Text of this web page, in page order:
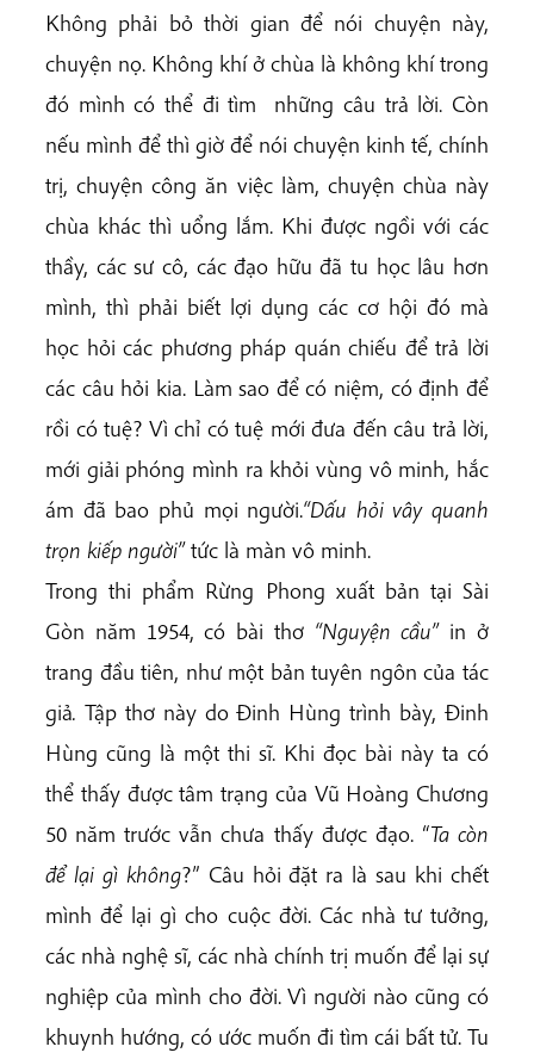
Không phải bỏ thời gian để nói chuyện này,
chuyện nọ. Không khí ở chùa là không khí trong
đó mình có thể đi tìm những câu trả lời. Còn
nếu mình để thì giờ để nói chuyện kinh tế, chính
trị, chuyện công ăn việc làm, chuyện chùa này
chùa khác thì uổng lắm. Khi được ngồi với các
thầy, các sư cô, các đạo hữu đã tu học lâu hơn
mình, thì phải biết lợi dụng các cơ hội đó mà
học hỏi các phương pháp quán chiếu để trả lời
các câu hỏi kia. Làm sao để có niệm, có định để
rồi có tuệ? Vì chỉ có tuệ mới đưa đến câu trả lời,
mới giải phóng mình ra khỏi vùng vô minh, hắc
ám đã bao phủ mọi người.“Dấu hỏi vây quanh
trọn kiếp người”tức là màn vô minh.
Trong thi phẩm Rừng Phong xuất bản tại Sài
Gòn năm 1954, có bài thơ “Nguyện cầu” in ở
trang đầu tiên, như một bản tuyên ngôn của tác
giả. Tập thơ này do Đinh Hùng trình bày, Đinh
Hùng cũng là một thi sĩ. Khi đọc bài này ta có
thể thấy được tâm trạng của Vũ Hoàng Chương
50 năm trước vẫn chưa thấy được đạo. “Ta còn
để lại gì không?” Câu hỏi đặt ra là sau khi chết
mình để lại gì cho cuộc đời. Các nhà tư tưởng,
các nhà nghệ sĩ, các nhà chính trị muốn để lại sự
nghiệp của mình cho đời. Vì người nào cũng có
khuynh hướng, có ước muốn đi tìm cái bất tử. Tu